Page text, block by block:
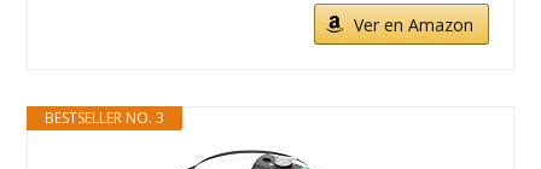
Ver en Amazon
BESTSELLER NO. 3